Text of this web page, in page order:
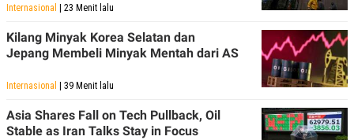
Internasional | 23 Menit lalu
Kilang Minyak Korea Selatan dan
Jepang Membeli Minyak Mentah dari AS
Internasional | 39 Menit lalu
Asia Shares Fall on Tech Pullback, Oil
Stable as Iran Talks Stay in Focus